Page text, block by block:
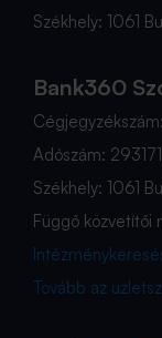
Székhely: 1061
Bank360
Adószám:
Székhely: 1061
Függő közvetítői
Tovább az